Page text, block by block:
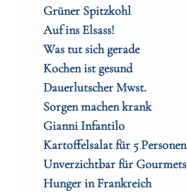
Grüner Spitzkohl
Auf ins Elsass!
Was tut sich gerade
Kochen ist gesund
Dauerlutscher Mwst.
Sorgen machen krank
Gianni Infantilo
Kartoffelsalat für 5 Personen
Unverzichtbar für Gourmets
Hunger in Frankreich